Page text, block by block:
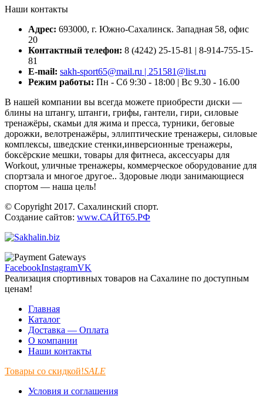
Наши контакты
Адрес: 693000, г. Южно-Сахалинск. Западная 58, офис
20
Контактный телефон: 8 (4242) 25-15-81 | 8-914-755-15-
81
E-mail: sakh-sport65@mail.ru | 251581@list.ru
Режим работы: Пн - Сб 9:30 - 18:00 | Вс 9.30 - 16.00
В нашей компании вы всегда можете приобрести диски —
блины на штангу, штанги, грифы, гантели, гири, силовые
тренажёры, скамьи для жима и пресса, турники, беговые
дорожки, велотренажёры, эллиптические тренажеры, силовые
комплексы, шведские стенки,инверсионные тренажеры,
боксёрские мешки, товары для фитнеса, аксессуары для
Workout, уличные тренажеры, коммерческое оборудование для
спортзала и многое другое.. Здоровые люди занимающиеся
спортом — наша цель!
© Copyright 2017. Сахалинский спорт.
Создание сайтов: www.САЙТ65.РФ
FacebookInstagramVK
Реализация спортивных товаров на Сахалине по доступным
ценам!
Главная
Каталог
Доставка — Оплата
О компании
Наши контакты
Товары со скидкой!SALE
Условия и соглашения